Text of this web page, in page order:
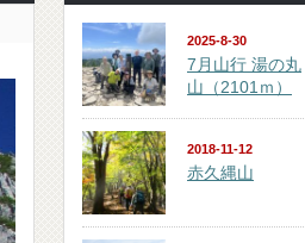
2025-8-30
7月山行 湯の丸
山（2101ｍ）
2018-11-12
赤久縄山